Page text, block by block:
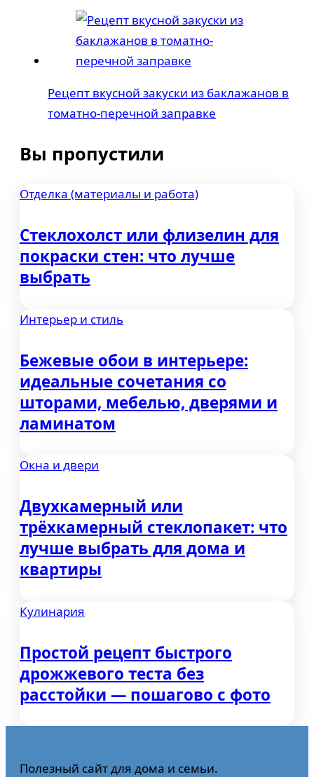
Рецепт вкусной закуски из баклажанов в
томатно-перечной заправке
Вы пропустили
Отделка (материалы и работа)
Стеклохолст или флизелин для
покраски стен: что лучше
выбрать
Интерьер и стиль
Бежевые обои в интерьере:
идеальные сочетания со
шторами, мебелью, дверями и
ламинатом
Окна и двери
Двухкамерный или
трёхкамерный стеклопакет: что
лучше выбрать для дома и
квартиры
Кулинария
Простой рецепт быстрого
дрожжевого теста без
расстойки — пошагово с фото
Полезный сайт для дома и семьи.